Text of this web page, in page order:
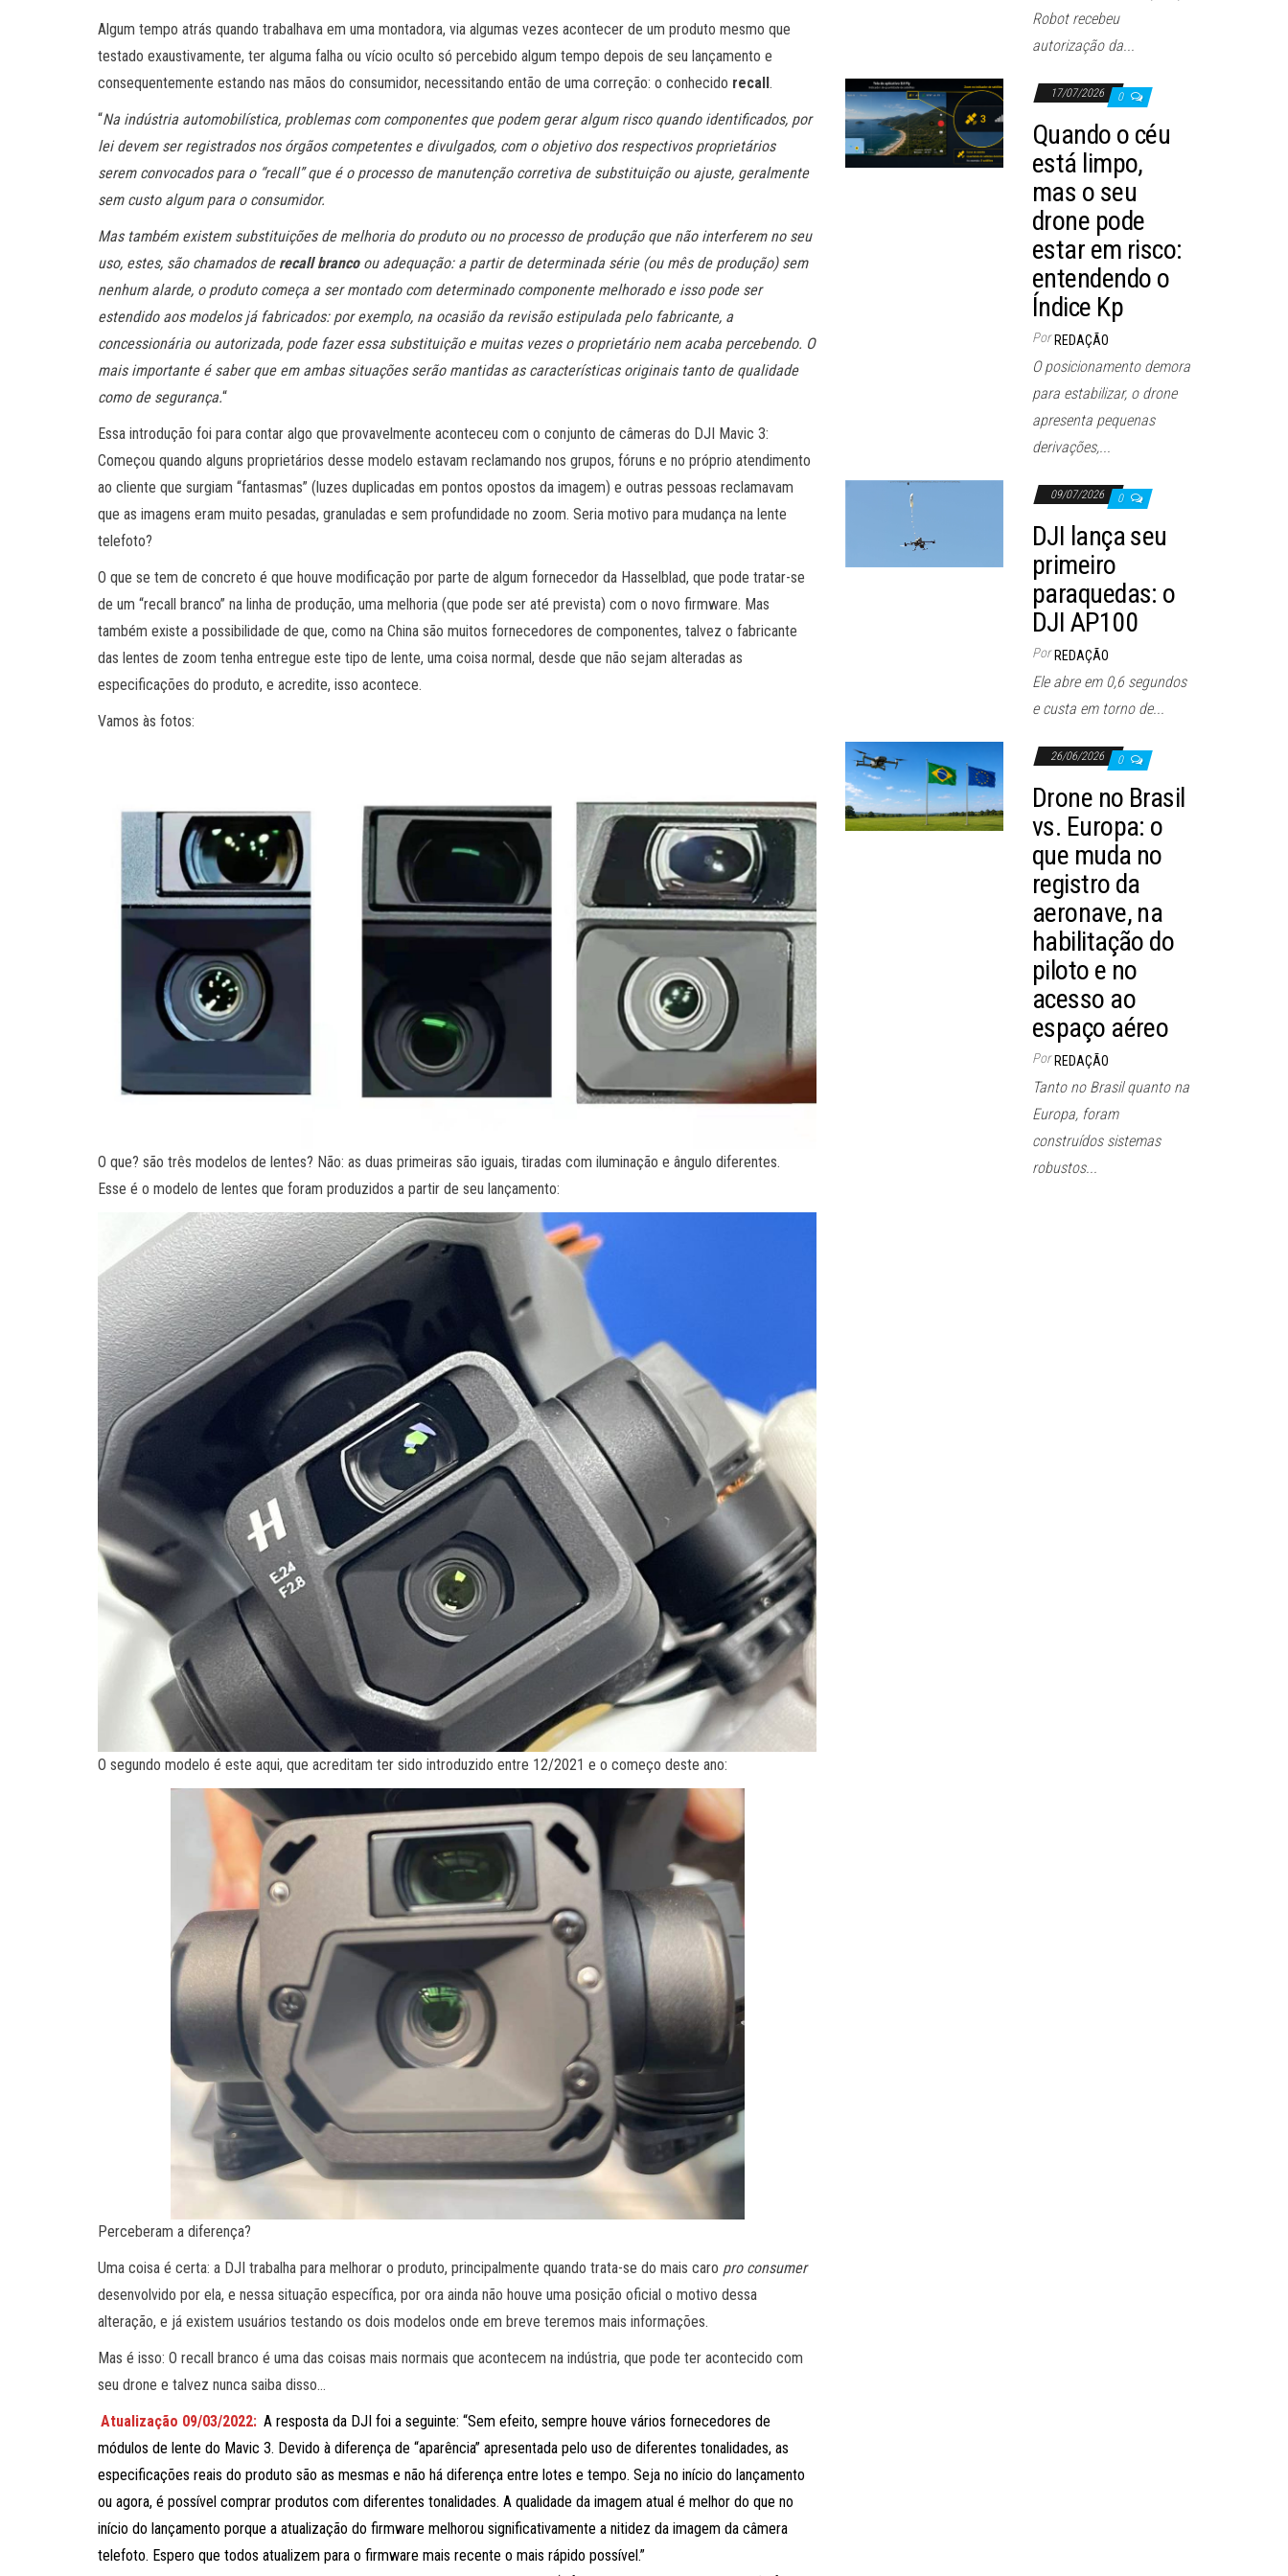
Algum tempo atrás quando trabalhava em uma montadora, via algumas vezes acontecer de um produto mesmo que
testado exaustivamente, ter alguma falha ou vício oculto só percebido algum tempo depois de seu lançamento e
consequentemente estando nas mãos do consumidor, necessitando então de uma correção: o conhecido recall .
“Na indústria automobilística, problemas com componentes que podem gerar algum risco quando identificados, por
lei devem ser registrados nos órgãos competentes e divulgados, com o objetivo dos respectivos proprietários
serem convocados para o “recall” que é o processo de manutenção corretiva de substituição ou ajuste, geralmente
sem custo algum para o consumidor.
Mas também existem substituições de melhoria do produto ou no processo de produção que não interferem no seu
uso, estes, são chamados de recall brancoou adequação: a partir de determinada série (ou mês de produção) sem
nenhum alarde, o produto começa a ser montado com determinado componente melhorado e isso pode ser
estendido aos modelos já fabricados: por exemplo, na ocasião da revisão estipulada pelo fabricante, a
concessionária ou autorizada, pode fazer essa substituição e muitas vezes o proprietário nem acaba percebendo. O
mais importante é saber que em ambas situações serão mantidas as características originais tanto de qualidade
como de segurança.“
Essa introdução foi para contar algo que provavelmente aconteceu com o conjunto de câmeras do DJI Mavic 3:
Começou quando alguns proprietários desse modelo estavam reclamando nos grupos, fóruns e no próprio atendimento
ao cliente que surgiam “fantasmas” (luzes duplicadas em pontos opostos da imagem) e outras pessoas reclamavam
que as imagens eram muito pesadas, granuladas e sem profundidade no zoom. Seria motivo para mudança na lente
telefoto?
O que se tem de concreto é que houve modificação por parte de algum fornecedor da Hasselblad, que pode tratar-se
de um “recall branco” na linha de produção, uma melhoria (que pode ser até prevista) com o novo firmware. Mas
também existe a possibilidade de que, como na China são muitos fornecedores de componentes, talvez o fabricante
das lentes de zoom tenha entregue este tipo de lente, uma coisa normal, desde que não sejam alteradas as
especificações do produto, e acredite, isso acontece.
Vamos às fotos:
O que? são três modelos de lentes? Não: as duas primeiras são iguais, tiradas com iluminação e ângulo diferentes.
Esse é o modelo de lentes que foram produzidos a partir de seu lançamento:
O segundo modelo é este aqui, que acreditam ter sido introduzido entre 12/2021 e o começo deste ano:
Perceberam a diferença?
Uma coisa é certa: a DJI trabalha para melhorar o produto, principalmente quando trata-se do mais caro pro consumer
desenvolvido por ela, e nessa situação específica, por ora ainda não houve uma posição oficial o motivo dessa
alteração, e já existem usuários testando os dois modelos onde em breve teremos mais informações.
Mas é isso: O recall branco é uma das coisas mais normais que acontecem na indústria, que pode ter acontecido com
seu drone e talvez nunca saiba disso…
Atualização 09/03/2022: A resposta da DJI foi a seguinte: “Sem efeito, sempre houve vários fornecedores de
módulos de lente do Mavic 3. Devido à diferença de “aparência” apresentada pelo uso de diferentes tonalidades, as
especificações reais do produto são as mesmas e não há diferença entre lotes e tempo. Seja no início do lançamento
ou agora, é possível comprar produtos com diferentes tonalidades. A qualidade da imagem atual é melhor do que no
início do lançamento porque a atualização do firmware melhorou significativamente a nitidez da imagem da câmera
telefoto. Espero que todos atualizem para o firmware mais recente o mais rápido possível.”
Robot recebeu
autorização da...
17/07/2026 0
Quando o céu
está limpo,
mas o seu
drone pode
estar em risco:
entendendo o
Índice Kp
Por REDAÇÃO
O posicionamento demora
para estabilizar, o drone
apresenta pequenas
derivações,...
09/07/2026 0
DJI lança seu
primeiro
paraquedas: o
DJI AP100
Por REDAÇÃO
Ele abre em 0,6 segundos
e custa em torno de...
26/06/2026 0
Drone no Brasil
vs. Europa: o
que muda no
registro da
aeronave, na
habilitação do
piloto e no
acesso ao
espaço aéreo
Por REDAÇÃO
Tanto no Brasil quanto na
Europa, foram
construídos sistemas
robustos...